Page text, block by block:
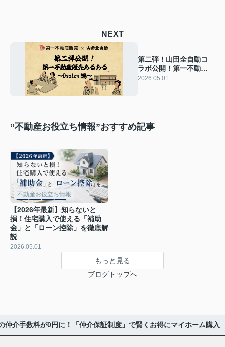
NEXT
第二弾！山田全自動コ
ラボ公開！第一不動産
販売あるある〜Dsalon
2026.05.01
”不動産お役立ち情報”おすすめ記事
不動産お役立ち情報
【2026年最新】知らないと
損！住宅購入で使える「補助
金」と「ローン控除」を徹底解
説
2026.05.01
もっと見る
ブログトップへ
仲介手数料が0円に！「仲介保証制度」で賢くお得にマイホーム購入